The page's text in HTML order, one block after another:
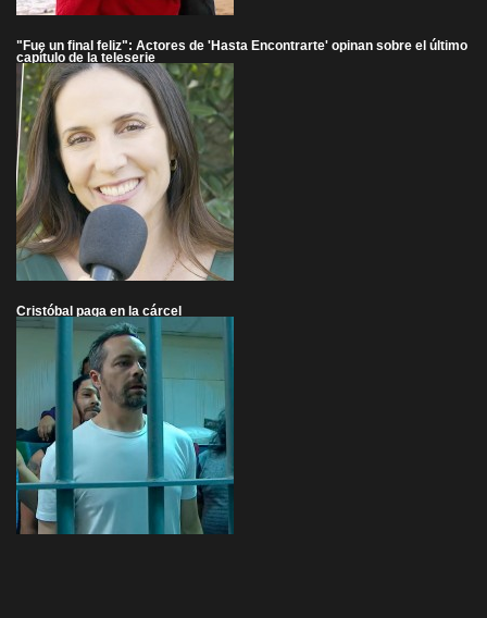
"Fue un final feliz": Actores de 'Hasta Encontrarte' opinan sobre el último
capítulo de la teleserie
Cristóbal paga en la cárcel